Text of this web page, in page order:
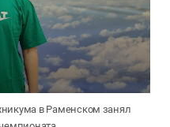
в Раменском занял